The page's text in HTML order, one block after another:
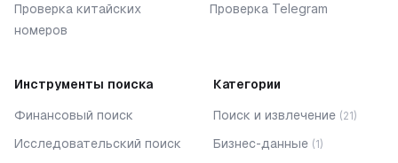
Проверка китайских
номеров
Проверка Telegram
Инструменты поиска
Финансовый поиск
Исследовательский поиск
Категории
Поиск и извлечение (21)
Бизнес-данные (1)